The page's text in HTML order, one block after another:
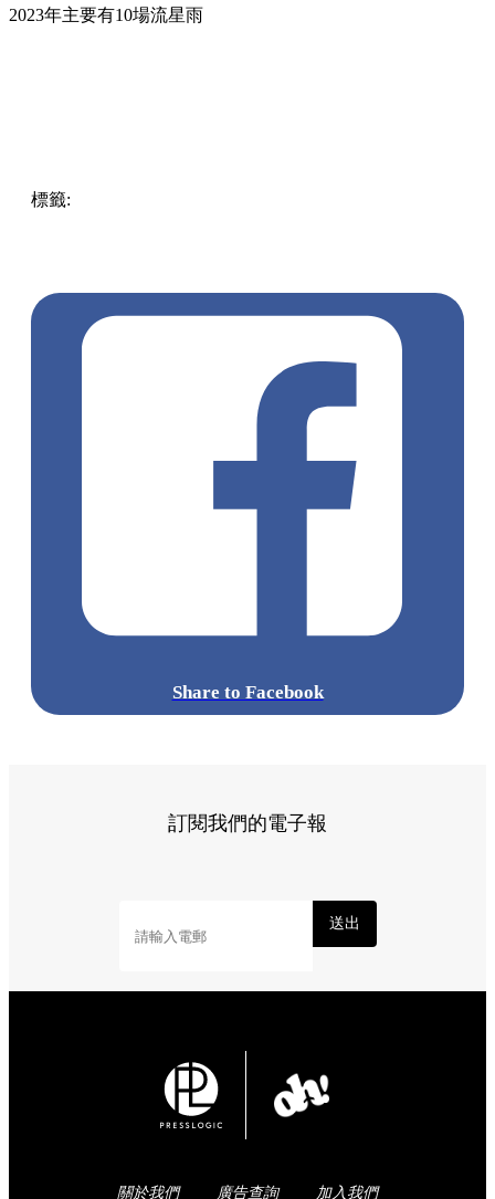
2023年主要有10場流星雨
標籤:
Share to Facebook
訂閱我們的電子報
送出
關於我們 廣告查詢 加入我們